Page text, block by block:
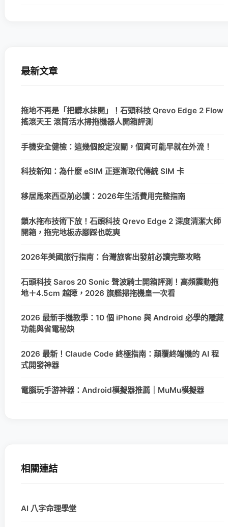
最新文章
拖地不再是「把髒水抹開」！石頭科技 Qrevo Edge 2 Flow
搖滾天王 滾筒活水掃拖機器人開箱評測
手機安全健檢：這幾個設定沒關，個資可能早就在外流！
科技新知：為什麼 eSIM 正逐漸取代傳統 SIM 卡
移居馬來西亞前必讀：2026年生活費用完整指南
鎖水拖布技術下放！石頭科技 Qrevo Edge 2 深度清潔大師
開箱，拖完地板赤腳踩也乾爽
2026年美國旅行指南：台灣旅客出發前必讀完整攻略
石頭科技 Saros 20 Sonic 聲波騎士開箱評測！高頻震動拖
地＋4.5cm 越障，2026 旗艦掃拖機皇一次看
2026 最新手機教學：10 個 iPhone 與 Android 必學的隱藏
功能與省電秘訣
2026 最新！Claude Code 終極指南：顛覆終端機的 AI 程
式開發神器
電腦玩手游神器：Android模擬器推薦｜MuMu模擬器
相關連結
AI 八字命理學堂